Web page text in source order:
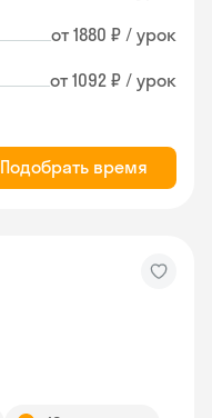
от 1880 ₽ / урок
от 1092 ₽ / урок
Подобрать время